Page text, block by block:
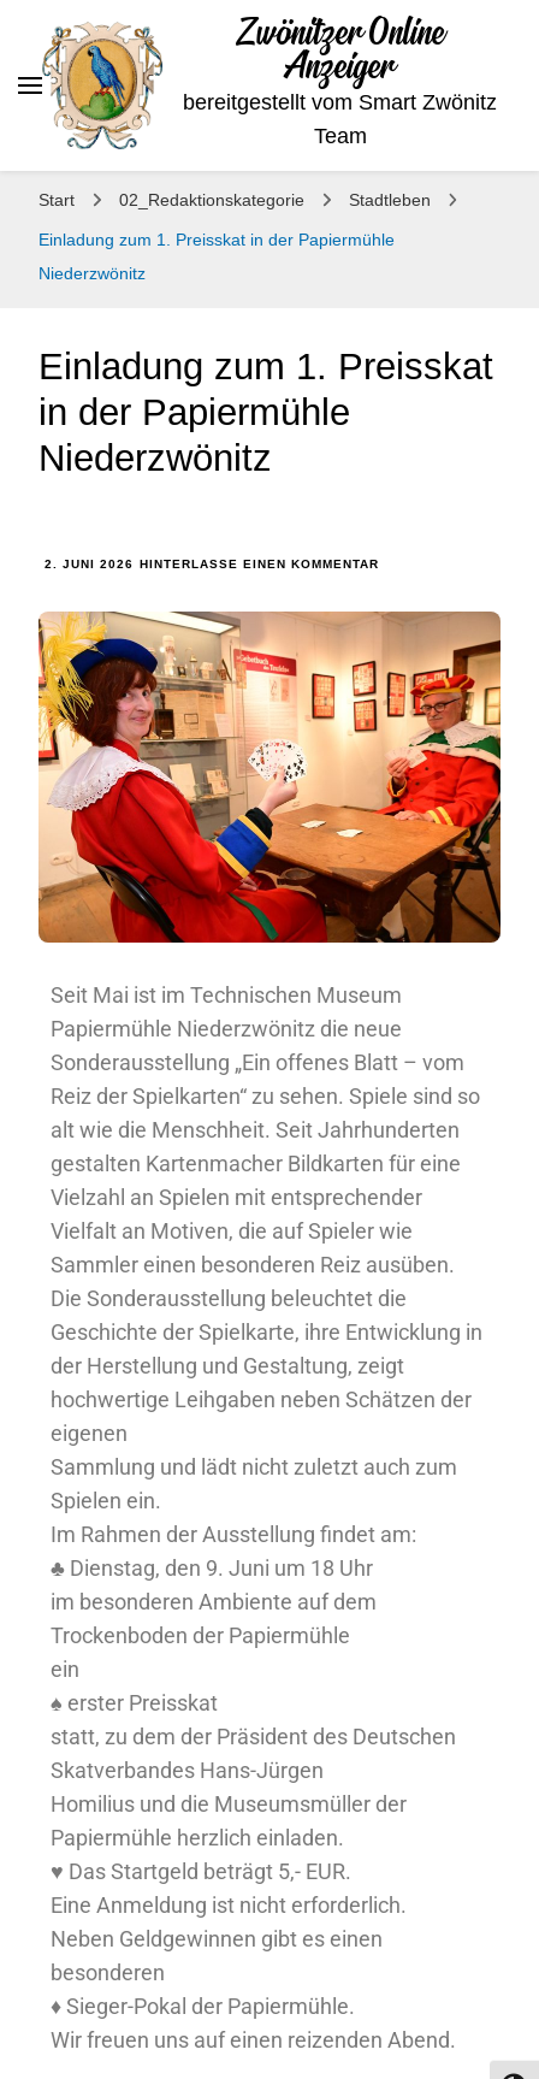
Zwönitzer Online
Anzeiger
bereitgestellt vom Smart Zwönitz
Team
Start 02_Redaktionskategorie Stadtleben
Einladung zum 1. Preisskat in der Papiermühle
Niederzwönitz
Einladung zum 1. Preisskat
in der Papiermühle
Niederzwönitz
2. JUNI 2026 HINTERLASSE EINEN KOMMENTAR
Seit Mai ist im Technischen Museum
Papiermühle Niederzwönitz die neue
Sonderausstellung „Ein offenes Blatt – vom
Reiz der Spielkarten“ zu sehen. Spiele sind so
alt wie die Menschheit. Seit Jahrhunderten
gestalten Kartenmacher Bildkarten für eine
Vielzahl an Spielen mit entsprechender
Vielfalt an Motiven, die auf Spieler wie
Sammler einen besonderen Reiz ausüben.
Die Sonderausstellung beleuchtet die
Geschichte der Spielkarte, ihre Entwicklung in
der Herstellung und Gestaltung, zeigt
hochwertige Leihgaben neben Schätzen der
eigenen
Sammlung und lädt nicht zuletzt auch zum
Spielen ein.
Im Rahmen der Ausstellung findet am:
♣ Dienstag, den 9. Juni um 18 Uhr
im besonderen Ambiente auf dem
Trockenboden der Papiermühle
ein
♠ erster Preisskat
statt, zu dem der Präsident des Deutschen
Skatverbandes Hans-Jürgen
Homilius und die Museumsmüller der
Papiermühle herzlich einladen.
♥ Das Startgeld beträgt 5,- EUR.
Eine Anmeldung ist nicht erforderlich.
Neben Geldgewinnen gibt es einen
besonderen
♦ Sieger-Pokal der Papiermühle.
Wir freuen uns auf einen reizenden Abend.